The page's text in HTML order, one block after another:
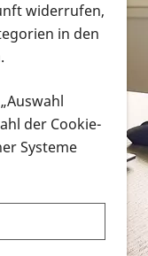
zum
widerrufen,
in den
der Cookie-
Systeme